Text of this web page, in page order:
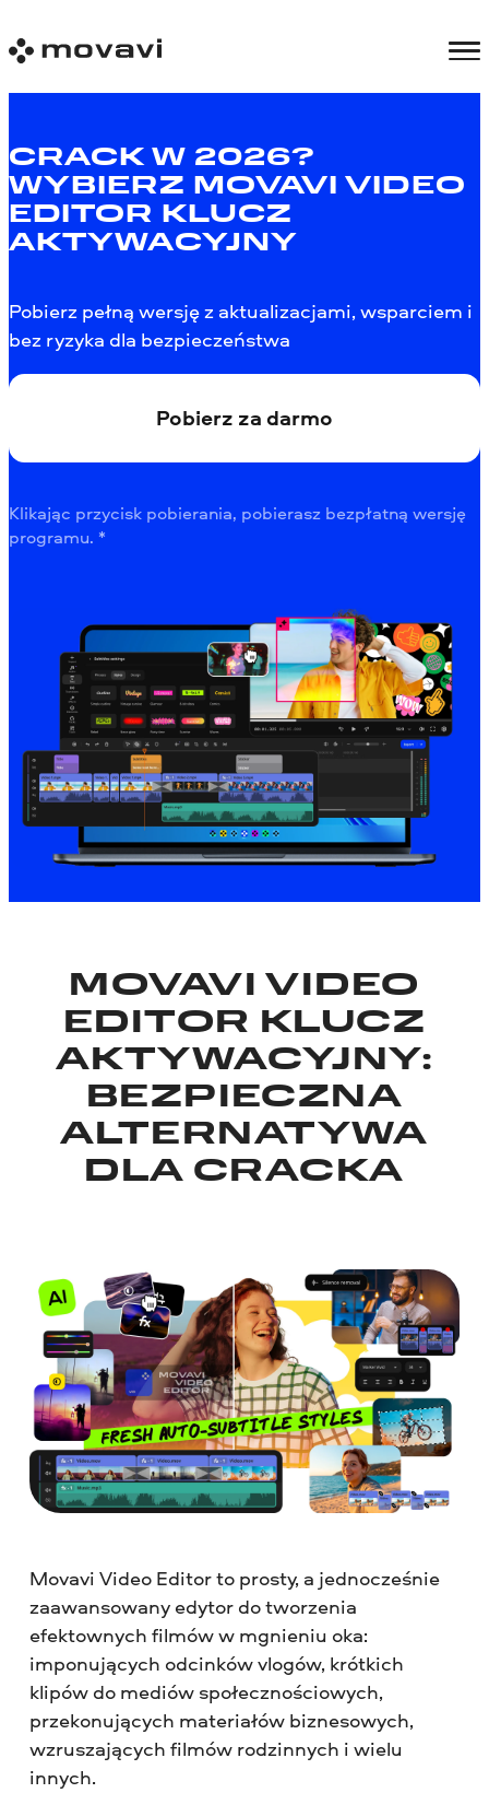
CRACK W 2026?
WYBIERZ MOVAVI VIDEO
EDITOR KLUCZ
AKTYWACYJNY
Pobierz pełną wersję z aktualizacjami, wsparciem i
bez ryzyka dla bezpieczeństwa
Pobierz za darmo
Klikając przycisk pobierania, pobierasz bezpłatną wersję
programu. *
MOVAVI VIDEO
EDITOR KLUCZ
AKTYWACYJNY:
BEZPIECZNA
ALTERNATYWA
DLA CRACKA
Movavi Video Editor to prosty, a jednocześnie
zaawansowany edytor do tworzenia
efektownych filmów w mgnieniu oka:
imponujących odcinków vlogów, krótkich
klipów do mediów społecznościowych,
przekonujących materiałów biznesowych,
wzruszających filmów rodzinnych i wielu
innych.